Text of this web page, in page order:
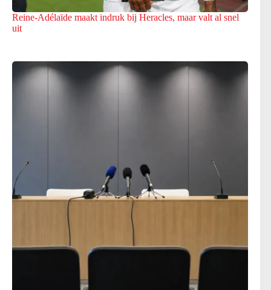
Reine-Adélaïde maakt indruk bij Heracles, maar valt al snel
uit